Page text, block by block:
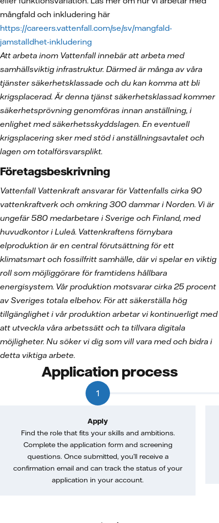
mångfald och inkludering här
https://careers.vattenfall.com/se/sv/mangfald-
jamstalldhet-inkludering
Att arbeta inom Vattenfall innebär att arbeta med
samhällsviktig infrastruktur. Därmed är många av våra
tjänster säkerhetsklassade och du kan komma att bli
krigsplacerad. Är denna tjänst säkerhetsklassad kommer
säkerhetsprövning genomföras innan anställning, i
enlighet med säkerhetsskyddslagen. En eventuell
krigsplacering sker med stöd i anställningsavtalet och
lagen om totalförsvarsplikt.
Företagsbeskrivning
Vattenfall Vattenkraft ansvarar för Vattenfalls cirka 90
vattenkraftverk och omkring 300 dammar i Norden. Vi är
ungefär 580 medarbetare i Sverige och Finland, med
huvudkontor i Luleå. Vattenkraftens förnybara
elproduktion är en central förutsättning för ett
klimatsmart och fossilfritt samhälle, där vi spelar en viktig
roll som möjliggörare för framtidens hållbara
energisystem. Vår produktion motsvarar cirka 25 procent
av Sveriges totala elbehov. För att säkerställa hög
tillgänglighet i vår produktion arbetar vi kontinuerligt med
att utveckla våra arbetssätt och ta tillvara digitala
möjligheter. Nu söker vi dig som vill vara med och bidra i
detta viktiga arbete.
Application process
1
Apply
Find the role that fits your skills and ambitions.
Complete the application form and screening
questions. Once submitted, you’ll receive a
confirmation email and can track the status of your
application in your account.